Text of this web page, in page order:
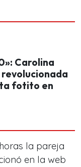
Carolina
fotito en
la pareja
en la web